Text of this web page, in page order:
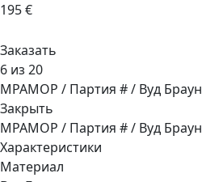
195 €
Заказать
6 из 20
МРАМОР / Партия # / Вуд Браун
Закрыть
МРАМОР / Партия # / Вуд Браун
Характеристики
Материал